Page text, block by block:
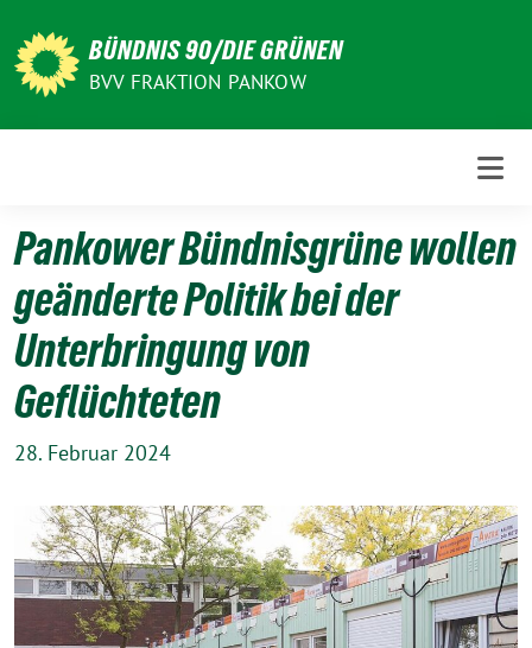
zum
Inhalt
BÜNDNIS 90/DIE GRÜNEN
BVV FRAKTION PANKOW
Pankower Bündnisgrüne wollen
geänderte Politik bei der
Unterbringung von
Geflüchteten
28. Februar 2024